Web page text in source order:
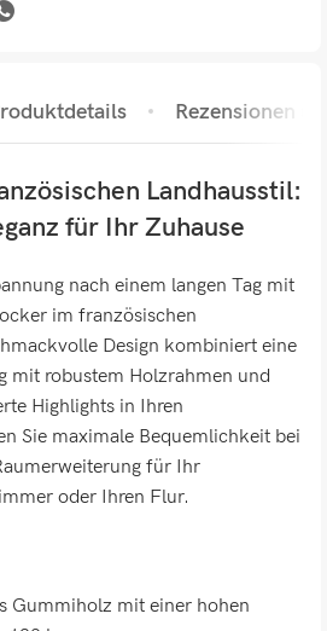
Rezensionen (0)
Landhausstil:
für Ihr Zuhause
nach einem langen Tag mit
im französischen
Design kombiniert eine
mit robustem Holzrahmen und
Highlights in Ihren
Sie maximale Bequemlichkeit bei
für Ihr
oder Ihren Flur.
Gummiholz mit einer hohen